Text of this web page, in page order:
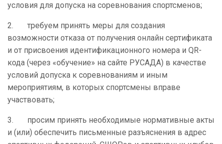
условия для допуска на соревнования спортсменов;
2. требуем принять меры для создания
возможности отказа от получения онлайн сертификата
и от присвоения идентификационного номера и QR-
кода (через «обучение» на сайте РУСАДА) в качестве
условий допуска к соревнованиям и иным
мероприятиям, в которых спортсмены вправе
участвовать;
3. просим принять необходимые нормативные акты
и (или) обеспечить письменные разъяснения в адрес